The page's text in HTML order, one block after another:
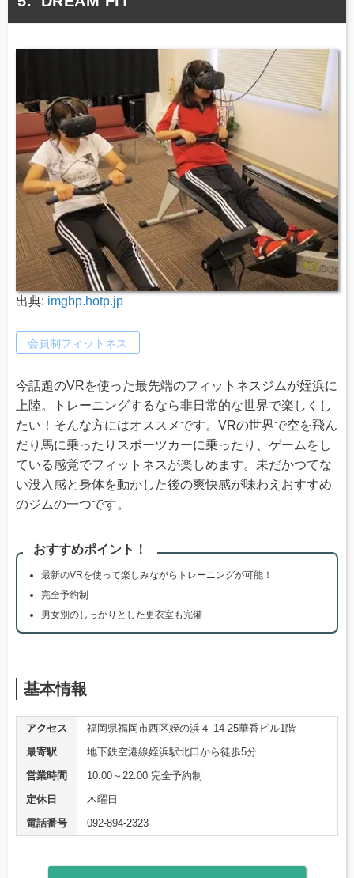
出典: imgbp.hotp.jp
会員制フィットネス
今話題のVRを使った最先端のフィットネスジムが姪浜に
上陸。トレーニングするなら非日常的な世界で楽しくし
たい！そんな方にはオススメです。VRの世界で空を飛ん
だり馬に乗ったりスポーツカーに乗ったり、ゲームをし
ている感覚でフィットネスが楽しめます。未だかつてな
い没入感と身体を動かした後の爽快感が味わえおすすめ
のジムの一つです。
おすすめポイント！
最新のVRを使って楽しみながらトレーニングが可能！
完全予約制
男女別のしっかりとした更衣室も完備
基本情報
アクセス
福岡県福岡市西区姪の浜４-14-25華香ビル1階
最寄駅
地下鉄空港線姪浜駅北口から徒歩5分
営業時間
10:00～22:00 完全予約制
定休日
木曜日
電話番号
092-894-2323